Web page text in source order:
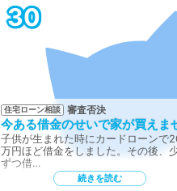
30
住宅ローン相談 審査否決
今ある借金のせいで家が買えま
子供が生まれた時にカードローンで
万円ほど借金をしました。その後、
ずつ借…
続きを読む